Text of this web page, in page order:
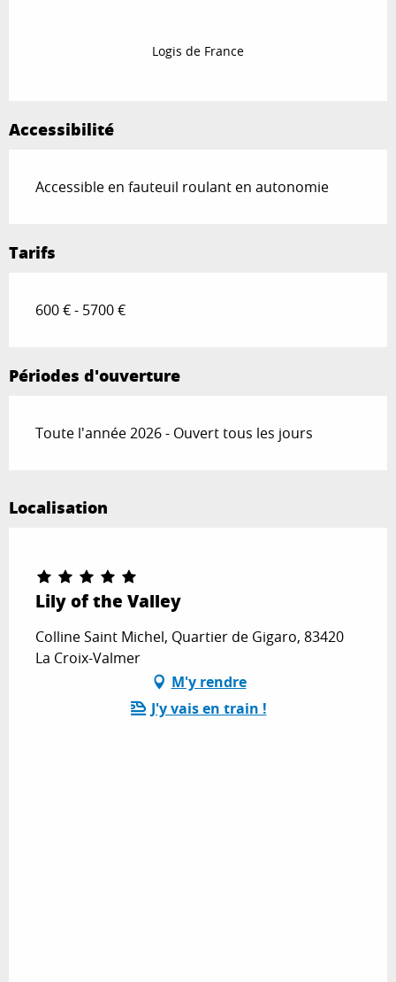
Logis de France
Accessibilité
Accessible en fauteuil roulant en autonomie
Tarifs
600 € - 5700 €
Périodes d'ouverture
Toute l'année 2026 - Ouvert tous les jours
Localisation
Lily of the Valley
Colline Saint Michel, Quartier de Gigaro, 83420
La Croix-Valmer
M'y rendre
J'y vais en train !